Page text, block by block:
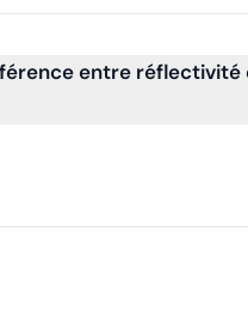
entre réflectivité